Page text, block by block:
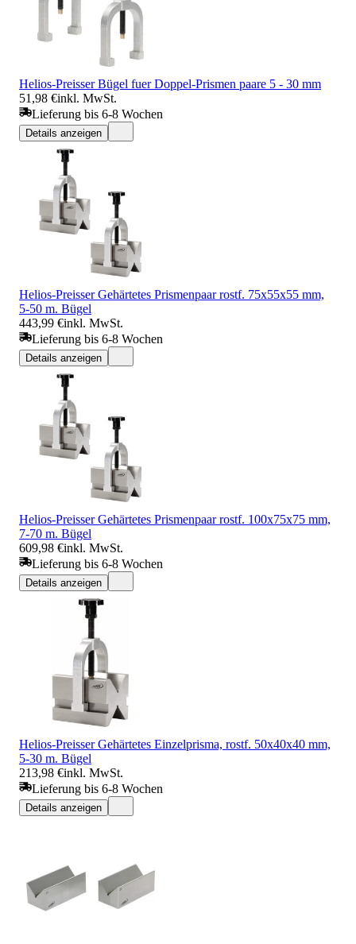
Helios-Preisser Bügel fuer Doppel-Prismen paare 5 - 30 mm
51,98 €inkl. MwSt.
Lieferung bis 6-8 Wochen
Details anzeigen
Helios-Preisser Gehärtetes Prismenpaar rostf. 75x55x55 mm,
5-50 m. Bügel
443,99 €inkl. MwSt.
Lieferung bis 6-8 Wochen
Details anzeigen
Helios-Preisser Gehärtetes Prismenpaar rostf. 100x75x75 mm,
7-70 m. Bügel
609,98 €inkl. MwSt.
Lieferung bis 6-8 Wochen
Details anzeigen
Helios-Preisser Gehärtetes Einzelprisma, rostf. 50x40x40 mm,
5-30 m. Bügel
213,98 €inkl. MwSt.
Lieferung bis 6-8 Wochen
Details anzeigen